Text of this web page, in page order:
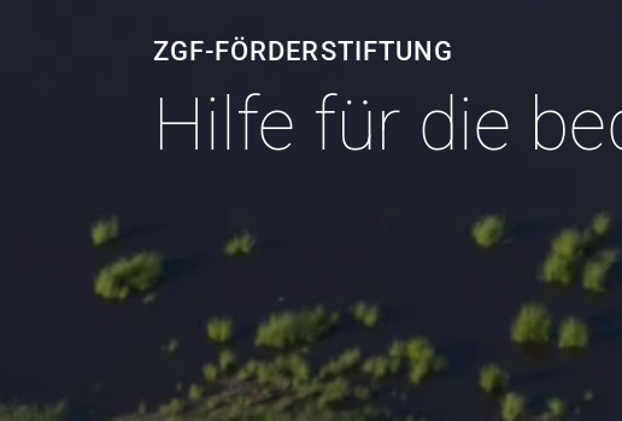
NEWSROOM
ZGF-FÖRDERSTIFTUNG
Hilfe für die